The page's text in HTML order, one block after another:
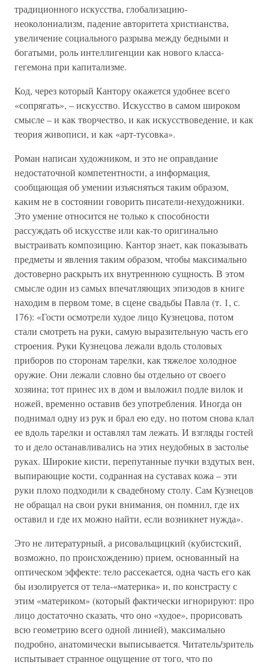
традиционного искусства, глобализацию-
неоколониализм, падение авторитета христианства,
увеличение социального разрыва между бедными и
богатыми, роль интеллигенции как нового класса-
гегемона при капитализме.
Код, через который Кантору окажется удобнее всего
«сопрягать», – искусство. Искусство в самом широком
смысле – и как творчество, и как искусствоведение, и как
теория живописи, и как «арт-тусовка».
Роман написан художником, и это не оправдание
недостаточной компетентности, а информация,
сообщающая об умении изъясняться таким образом,
каким не в состоянии говорить писатели-нехудожники.
Это умение относится не только к способности
рассуждать об искусстве или как-то оригинально
выстраивать композицию. Кантор знает, как показывать
предметы и явления таким образом, чтобы максимально
достоверно раскрыть их внутреннюю сущность. В этом
смысле один из самых впечатляющих эпизодов в книге
находим в первом томе, в сцене свадьбы Павла (т. 1, с.
176): «Гости осмотрели худое лицо Кузнецова, потом
стали смотреть на руки, самую выразительную часть его
строения. Руки Кузнецова лежали вдоль столовых
приборов по сторонам тарелки, как тяжелое холодное
оружие. Они лежали словно бы отдельно от своего
хозяина; тот принес их в дом и выложил подле вилок и
ножей, временно оставив без употребления. Иногда он
поднимал одну из рук и брал ею еду, но потом снова клал
ее вдоль тарелки и оставлял там лежать. И взгляды гостей
то и дело останавливались на этих неудобных в застолье
руках. Широкие кисти, перепутанные пучки вздутых вен,
выпирающие кости, содранная на суставах кожа – эти
руки плохо подходили к свадебному столу. Сам Кузнецов
не обращал на свои руки внимания, он помнил, где их
оставил и где их можно найти, если возникнет нужда».
Это не литературный, а рисовальщицкий (кубистский,
возможно, по происхождению) прием, основанный на
оптическом эффекте: тело рассекается, одна часть его как
бы изолируется от тела-«материка» и, по констрасту с
этим «материком» (который фактически игнорируют: про
лицо достаточно сказать, что оно «худое», прорисовать
всю геометрию всего одной линией), максимально
подробно, анатомически выписывается. Читатель/зритель
испытывает странное ощущение от того, что по